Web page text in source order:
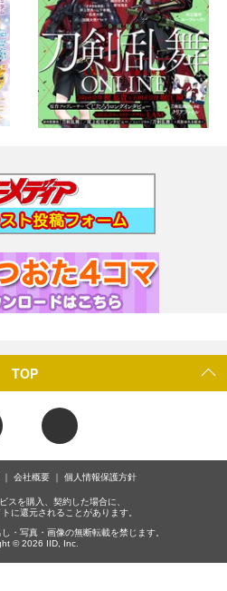
TOP
会社概要 個人情報保護方針
スを購入、契約した場合に、
に還元されることがあります。
・写真・画像の無断転載を禁じます。
© 2026 IID, Inc.